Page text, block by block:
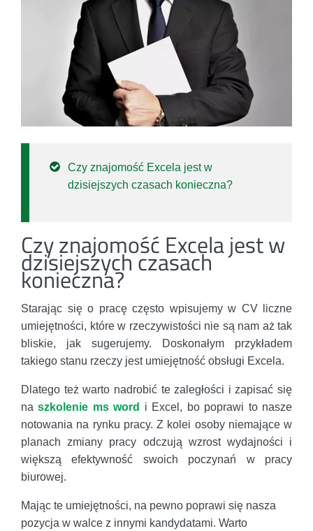
Czy znajomość Excela jest w
dzisiejszych czasach konieczna?
Czy znajomość Excela jest w
dzisiejszych czasach
konieczna?
Starając się o pracę często wpisujemy w CV liczne
umiejętności, które w rzeczywistości nie są nam aż tak
bliskie, jak sugerujemy. Doskonałym przykładem
takiego stanu rzeczy jest umiejętność obsługi Excela.
Dlatego też warto nadrobić te zaległości i zapisać się
naszkolenie ms word
i Excel, bo poprawi to nasze
notowania na rynku pracy. Z kolei osoby niemające w
planach zmiany pracy odczują wzrost wydajności i
większą efektywność swoich poczynań w pracy
biurowej.
Mając te umiejętności, na pewno poprawi się nasza
pozycja w walce z innymi kandydatami. Warto